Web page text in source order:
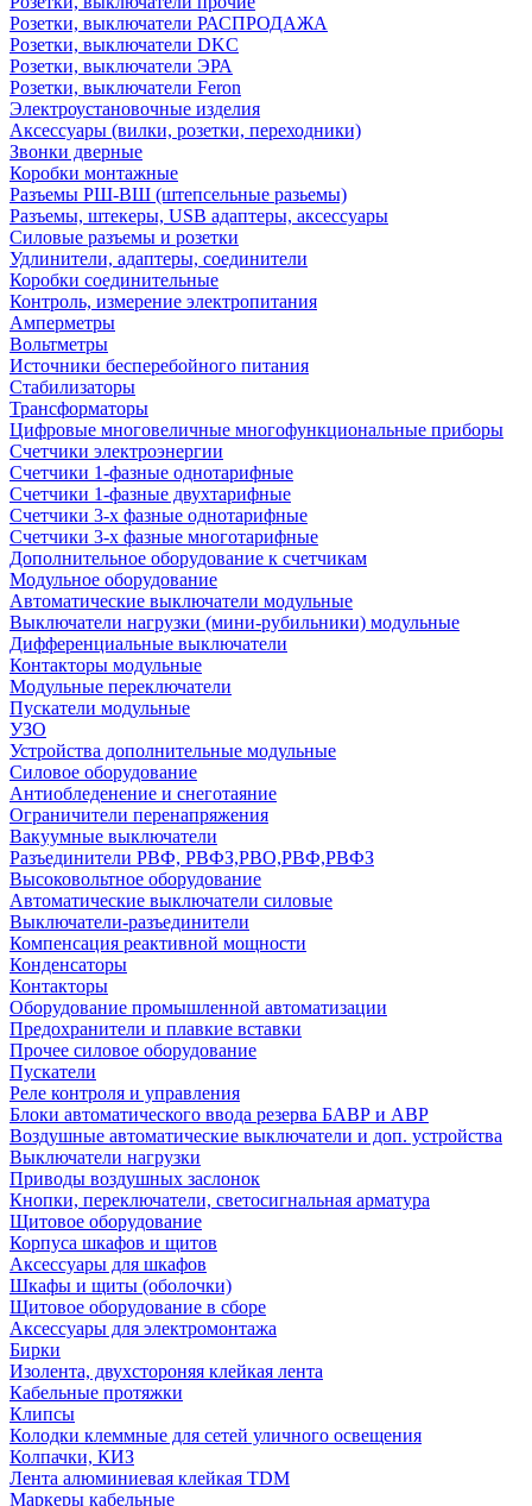
Розетки, выключатели РАСПРОДАЖА
Розетки, выключатели DKC
Розетки, выключатели ЭРА
Розетки, выключатели Feron
Электроустановочные изделия
Аксессуары (вилки, розетки, переходники)
Звонки дверные
Коробки монтажные
Разъемы РШ-ВШ (штепсельные разьемы)
Разъемы, штекеры, USB адаптеры, аксессуары
Силовые разъемы и розетки
Удлинители, адаптеры, соединители
Коробки соединительные
Контроль, измерение электропитания
Амперметры
Вольтметры
Источники бесперебойного питания
Стабилизаторы
Трансформаторы
Цифровые многовеличные многофункциональные приборы
Счетчики электроэнергии
Счетчики 1-фазные однотарифные
Счетчики 1-фазные двухтарифные
Счетчики 3-х фазные однотарифные
Счетчики 3-х фазные многотарифные
Дополнительное оборудование к счетчикам
Модульное оборудование
Автоматические выключатели модульные
Выключатели нагрузки (мини-рубильники) модульные
Дифференциальные выключатели
Контакторы модульные
Модульные переключатели
Пускатели модульные
УЗО
Устройства дополнительные модульные
Силовое оборудование
Антиобледенение и снеготаяние
Ограничители перенапряжения
Вакуумные выключатели
Разъединители РВФ, РВФЗ,РВО,РВФ,РВФЗ
Высоковольтное оборудование
Автоматические выключатели cиловые
Выключатели-разъединители
Компенсация реактивной мощности
Конденсаторы
Контакторы
Оборудование промышленной автоматизации
Предохранители и плавкие вставки
Прочее силовое оборудование
Пускатели
Реле контроля и управления
Блоки автоматического ввода резерва БАВР и АВР
Воздушные автоматические выключатели и доп. устройства
Выключатели нагрузки
Приводы воздушных заслонок
Кнопки, переключатели, светосигнальная арматура
Щитовое оборудование
Корпуса шкафов и щитов
Аксессуары для шкафов
Шкафы и щиты (оболочки)
Щитовое оборудование в сборе
Аксессуары для электромонтажа
Бирки
Изолента, двухстороняя клейкая лента
Кабельные протяжки
Клипсы
Колодки клеммные для сетей уличного освещения
Колпачки, КИЗ
Лента алюминиевая клейкая TDM
Маркеры кабельные